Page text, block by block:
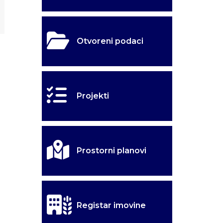
Otvoreni podaci
Projekti
Prostorni planovi
Registar imovine